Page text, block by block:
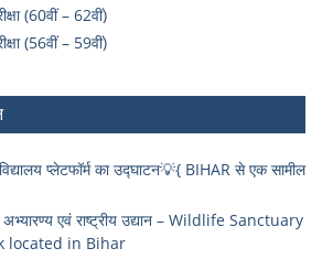
(60वीं – 62वीं)
(56वीं – 59वीं)
प्लेटफॉर्म का उद्घाटन💡{ BIHAR से एक सामील
अभ्यारण्य एवं राष्ट्रीय उद्यान – Wildlife Sanctuary
located in Bihar